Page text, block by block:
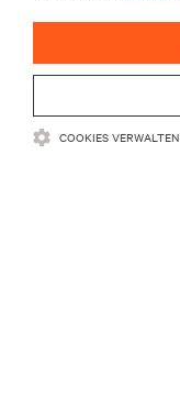
COOKIES VERWALTEN